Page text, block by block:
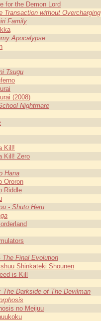
for the Demon Lord
Transaction without Overcharging
Family
Apocalypse
Tsugu
(2008)
Nightmare
Kill!
Kill! Zero
Hana
Ororon
Riddle
- Shuto Heru
The Final Evolution
Shinkateki Shounen
is Kill
The Darkside of The Devilman
no Meijuu